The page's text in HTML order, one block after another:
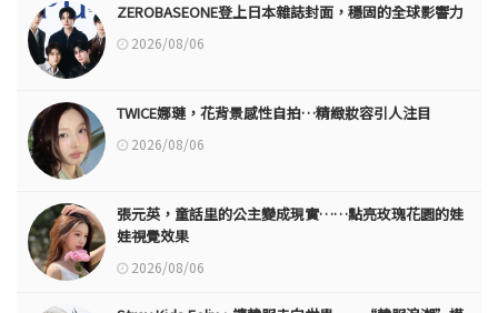
ZEROBASEONE登上日本雜誌封面，穩固的全球影響力
2026/08/06
TWICE娜璉，花背景感性自拍…精緻妝容引人注目
2026/08/06
張元英，童話里的公主變成現實……點亮玫瑰花園的娃
娃視覺效果
2026/08/06